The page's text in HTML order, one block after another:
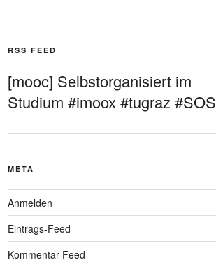
RSS FEED
[mooc] Selbstorganisiert im
Studium #imoox #tugraz #SOS
META
Anmelden
Eintrags-Feed
Kommentar-Feed